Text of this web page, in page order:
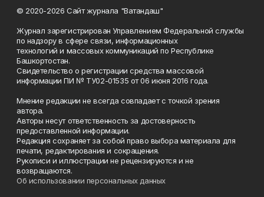
© 2020-2026 Сайт журнала "Ватандаш"
Журнал зарегистрирован Управлением Федеральной службы
по надзору в сфере связи, информационных
технологий и массовых коммуникаций по Республике
Башкортостан.
Свидетельство о регистрации средства массовой
информации ПИ № ТУ02-01535 от 06 июня 2016 года.
Мнение редакции не всегда совпадает с точкой зрения
автора.
Авторы несут ответственность за достоверность
предоставленной информации.
Редакция сохраняет за собой право выбора материала для
печати, редактирования и сокращения.
Рукописи и иллюстрации не рецензируются и не
возвращаются.
Об использовании персональных данных